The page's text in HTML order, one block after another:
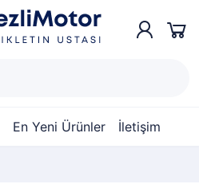
En Yeni Ürünler İletişim